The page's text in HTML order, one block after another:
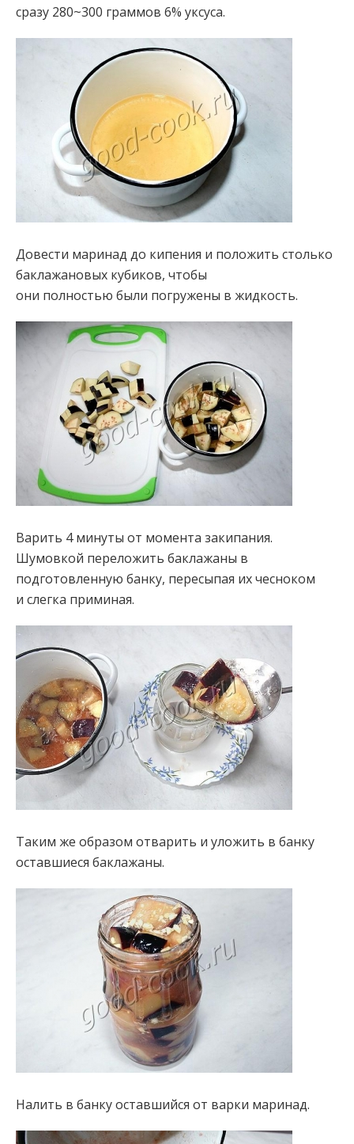
сразу 280~300 граммов 6% уксуса.
Довести маринад до кипения и положить столько
баклажановых кубиков, чтобы
они полностью были погружены в жидкость.
Варить 4 минуты от момента закипания.
Шумовкой переложить баклажаны в
подготовленную банку, пересыпая их чесноком
и слегка приминая.
Таким же образом отварить и уложить в банку
оставшиеся баклажаны.
Налить в банку оставшийся от варки маринад.